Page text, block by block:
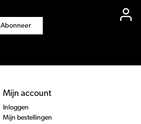
Abonneer
Mijn account
Inloggen
Mijn bestellingen